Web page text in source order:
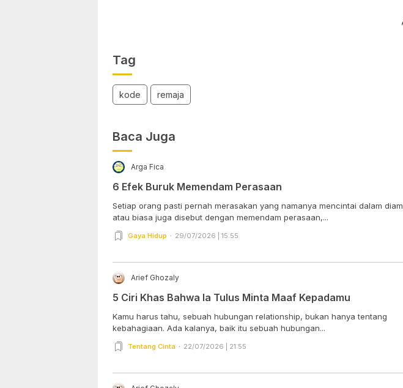
Tag
kode remaja
Baca Juga
Arga Fica
6 Efek Buruk Memendam Perasaan
Setiap orang pasti pernah merasakan yang namanya mencintai dalam diam
atau biasa juga disebut dengan memendam perasaan,...
Gaya Hidup 29/07/2026 | 15:55
Arief Ghozaly
5 Ciri Khas Bahwa Ia Tulus Minta Maaf Kepadamu
Kamu harus tahu, sebuah hubungan relationship, bukan hanya tentang
kebahagiaan. Ada kalanya, baik itu sebuah hubungan...
Tentang Cinta 22/07/2026 | 21:55